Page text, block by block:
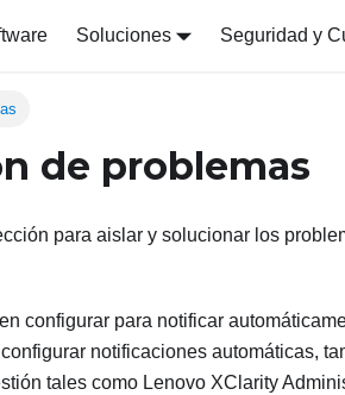
Soluciones Seguridad y
de problemas
para aislar y solucionar los
configurar para notificar
notificaciones automáticas,
tales como Lenovo XClarity